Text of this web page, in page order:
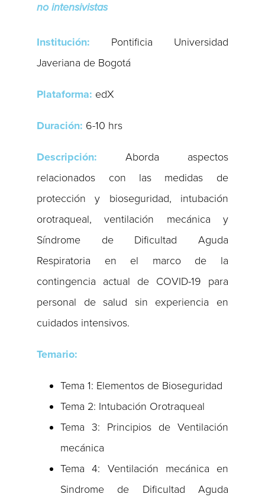
no intensivistas
Institución: Pontificia Universidad
Javeriana de Bogotá
Plataforma: edX
Duración: 6-10 hrs
Descripción: Aborda aspectos
relacionados con las medidas de
protección y bioseguridad, intubación
orotraqueal, ventilación mecánica y
Síndrome de Dificultad Aguda
Respiratoria en el marco de la
contingencia actual de COVID-19 para
personal de salud sin experiencia en
cuidados intensivos.
Temario:
Tema 1: Elementos de Bioseguridad
Tema 2: Intubación Orotraqueal
Tema 3: Principios de Ventilación
mecánica
Tema 4: Ventilación mecánica en
Sindrome de Dificultad Aguda